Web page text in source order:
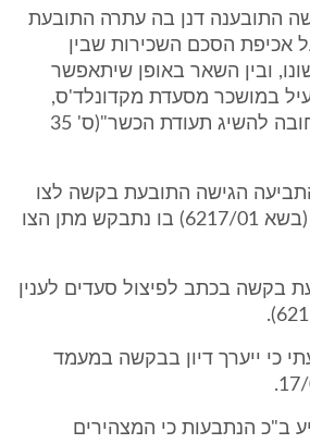
14/08/01 הוגשה התובענה דנן בה עתרה התובעת
אכיפת הסכם השכירות שבין
ובין השאר באופן שיתאפשר
במושכר מסעדת מקדונלד'ס,
מבלי שתחול עליה חובה להשיג תעודת הכשר"(ס' 35
הגישה התובעת בקשה לצו
אכיפה/צו עשה זמני (בשא 6217/01) בו נתבקש מתן הצו
בקשה בכתב לפיצול סעדים לענין
08/01 קבעתי כי ייערך דיון בבקשה במעמד
08/01 הודיע ב"כ הנתבעות כי המצהירים